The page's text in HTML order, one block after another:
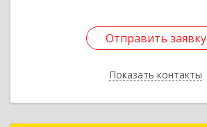
Отправить заявку
Показать контакты
Отправить заявку
Назад